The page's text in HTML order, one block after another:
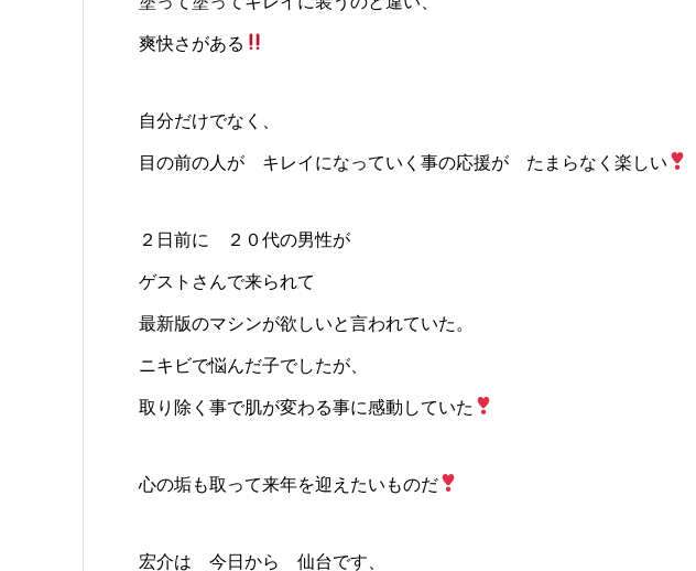
爽快さがある
自分だけでなく、
目の前の人が キレイになっていく事の応援が たまらなく楽しい
２日前に ２０代の男性が
ゲストさんで来られて
最新版のマシンが欲しいと言われていた。
ニキビで悩んだ子でしたが、
取り除く事で肌が変わる事に感動していた
心の垢も取って来年を迎えたいものだ
宏介は 今日から 仙台です、